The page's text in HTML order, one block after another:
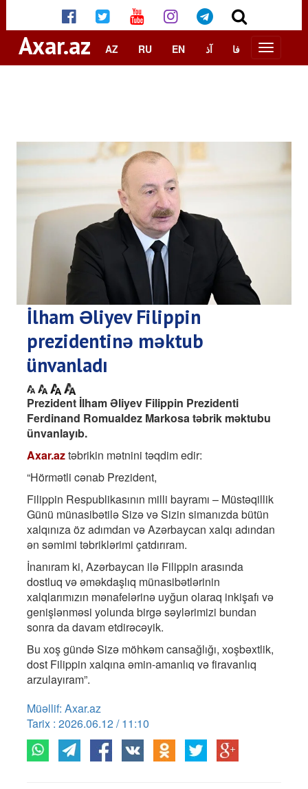
Axar.az AZ RU EN آذ فا
İlham Əliyev Filippin
prezidentinə məktub
ünvanladı
Prezident İlham Əliyev Filippin Prezidenti
Ferdinand Romualdez Markosa təbrik məktubu
ünvanlayıb.
Axar.aztəbrikin mətnini təqdim edir:
“Hörmətli cənab Prezident,
Filippin Respublikasının milli bayramı – Müstəqillik
Günü münasibətilə Sizə və Sizin simanızda bütün
xalqınıza öz adımdan və Azərbaycan xalqı adından
ən səmimi təbriklərimi çatdırıram.
İnanıram ki, Azərbaycan ilə Filippin arasında
dostluq və əməkdaşlıq münasibətlərinin
xalqlarımızın mənafelərinə uyğun olaraq inkişafı və
genişlənməsi yolunda birgə səylərimizi bundan
sonra da davam etdirəcəyik.
Bu xoş gündə Sizə möhkəm cansağlığı, xoşbəxtlik,
dost Filippin xalqına əmin-amanlıq və firavanlıq
arzulayıram”.
Müəllif: Axar.az
Tarix : 2026.06.12 / 11:10